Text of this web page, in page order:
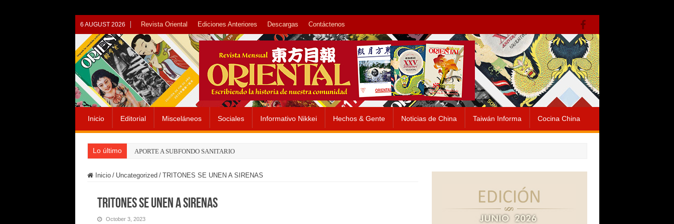
6 AUGUST 2026 Revista Oriental Ediciones Anteriores Descargas Contáctenos
Inicio Editorial Misceláneos Sociales Informativo Nikkei Hechos & Gente Noticias de China Taiwán Informa Cocina China
Lo último APORTE A SUBFONDO SANITARIO
Inicio / Uncategorized / TRITONES SE UNEN A SIRENAS
TRITONES SE UNEN A SIRENAS
October 3, 2023